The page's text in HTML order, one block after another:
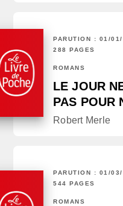
PARUTION : 01/
288 PAGES
ROMANS
LE JOUR
PAS POUR
Robert Merle
PARUTION : 01/
544 PAGES
ROMANS